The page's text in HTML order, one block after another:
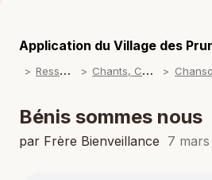
Application du Village des
R
essources C
hants, Chansons
Bénis sommes nous
par Frère Bienveillance 7